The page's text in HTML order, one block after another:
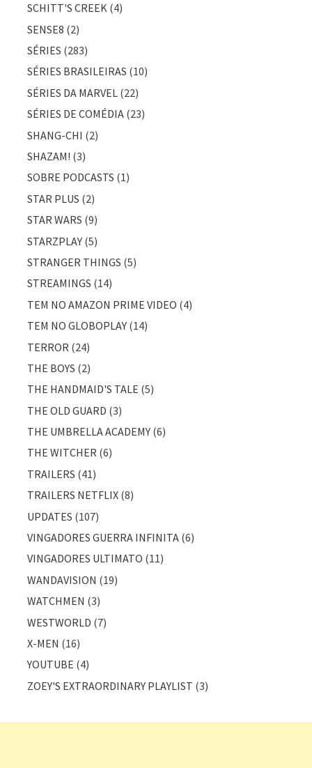
SCHITT'S CREEK (4)
SENSE8 (2)
SÉRIES (283)
SÉRIES BRASILEIRAS (10)
SÉRIES DA MARVEL (22)
SÉRIES DE COMÉDIA (23)
SHANG-CHI (2)
SHAZAM! (3)
SOBRE PODCASTS (1)
STAR PLUS (2)
STAR WARS (9)
STARZPLAY (5)
STRANGER THINGS (5)
STREAMINGS (14)
TEM NO AMAZON PRIME VIDEO (4)
TEM NO GLOBOPLAY (14)
TERROR (24)
THE BOYS (2)
THE HANDMAID'S TALE (5)
THE OLD GUARD (3)
THE UMBRELLA ACADEMY (6)
THE WITCHER (6)
TRAILERS (41)
TRAILERS NETFLIX (8)
UPDATES (107)
VINGADORES GUERRA INFINITA (6)
VINGADORES ULTIMATO (11)
WANDAVISION (19)
WATCHMEN (3)
WESTWORLD (7)
X-MEN (16)
YOUTUBE (4)
ZOEY'S EXTRAORDINARY PLAYLIST (3)